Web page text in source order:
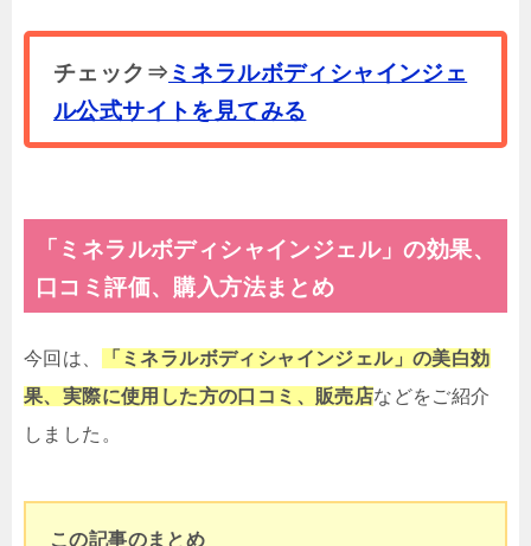
チェック⇒ ミネラルボディシャインジェ
ル公式サイトを見てみる
「ミネラルボディシャインジェル」の効果、
口コミ評価、購入方法まとめ
今回は、 「ミネラルボディシャインジェル」の美白効
果、実際に使用した方の口コミ、販売店などをご紹介
しました。
この記事のまとめ